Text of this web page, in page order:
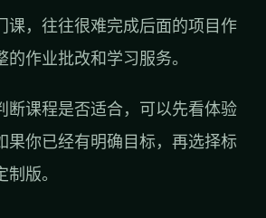
课，往往很难完成后面的项目作
作业批改和学习服务。
断课程是否适合，可以先看体验
果你已经有明确目标，再选择标
版。